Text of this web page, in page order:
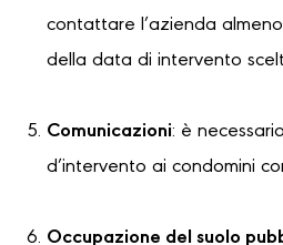
contattare l’azienda
della data di intervento
Comunicazioni: è
d’intervento ai condomini
Occupazione del suolo